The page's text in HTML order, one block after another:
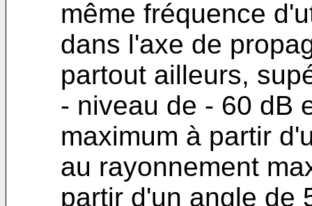
même fréquence
dans l'axe de
partout ailleurs,
- niveau de - 60 dB
maximum à partir
au rayonnement
partir d'un angle de